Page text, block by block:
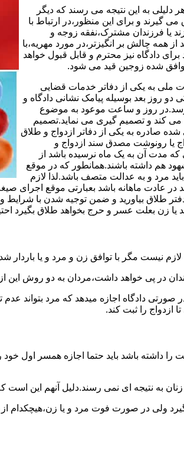
به این نتیجه می رسند که دیگر
گیرند و برای این منظور،در ارتباط با
یا فرزندان مشترک،نفقه زوجه و
همه چالش بر انگیزتر،در مورد مهریه،با
دادگاه نیز محترم و قابل قبول خواهد
شده زوجین قید می شود.
ملی به یکی از دفاتر خدمات قضایی
دو روز بعد بوسیله پیامک نشانی دادگاه و
رسد.در روز و ساعت موعود به موضوع
کند و تصمیم گیری می نماید.تصمیم
شده صادره به یکی از دفاتر ازدواج و طلاق
یا رونوشت مصدق سند ازدواج و
مدت آن به یک ماه نرسیده باشد از
هم داشته باشند.همانطور که در موقع
مرد و به عدالت متصف باشد.لذا لازم
ماهانه باشد بعبارتی موقع اجرای
طلاق بیاورید و ضمن توجیه شدن با
زن بعلت عسر و حرج بخواهد طلاق بگیرد
نیست مگر با توافق زن و مرد و یا باردار
در پی خواهد داشت،مردان به دو روش این
صورتی دادگاه اجازه میدهد که مرد بتواند
ازدواج را ثبت کند.
باشد باید حتما اجازه همسر اول خود
به نتیجه ای نمی رسند.دلیل آنهم این است
ولی در صورت فوت مرد و یا زن،هیچکدام از